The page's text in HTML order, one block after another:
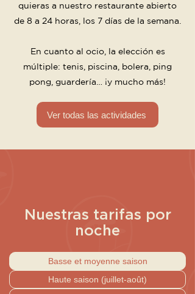
quieras a nuestro restaurante abierto
de 8 a 24 horas, los 7 días de la semana.
En cuanto al ocio, la elección es
múltiple: tenis, piscina, bolera, ping
pong, guardería… ¡y mucho más!
Ver todas las actividades
Nuestras tarifas por
noche
Basse et moyenne saison
Haute saison (juillet-août)